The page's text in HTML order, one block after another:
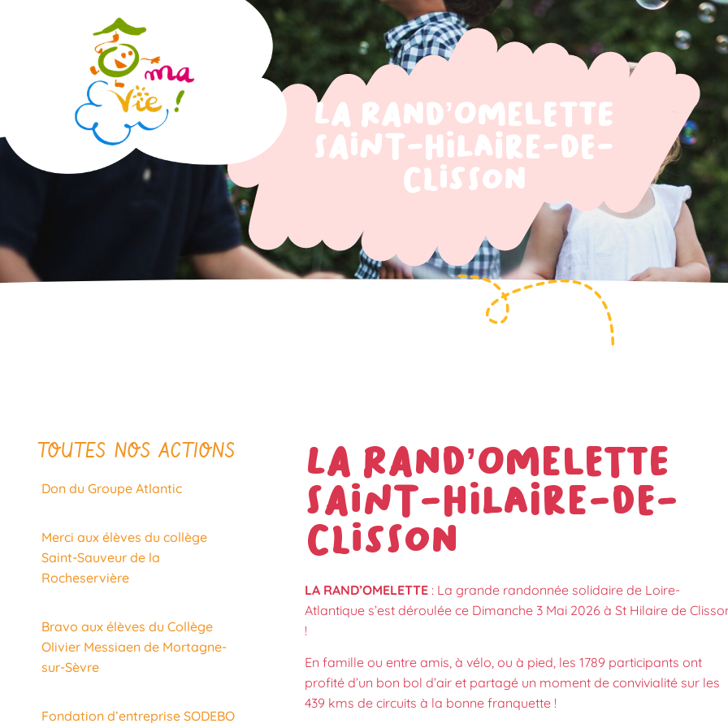
La Rand’Omelette
Saint-Hilaire-de-
Clisson
TOUTES NOS ACTIONS
Don du Groupe Atlantic
Merci aux élèves du collège
Saint-Sauveur de la
Rocheservière
Bravo aux élèves du Collège
Olivier Messiaen de Mortagne-
sur-Sèvre
Fondation d’entreprise SODEBO
La Rand’Omelette
Saint-Hilaire-de-
Clisson
LA RAND’OMELETTE: La grande randonnée solidaire de Loire-
Atlantique s’est déroulée ce Dimanche 3 Mai 2026 à St Hilaire de
!
En famille ou entre amis, à vélo, ou à pied, les 1789 participants ont
profité d’un bon bol d’air et partagé un moment de convivialité sur les
439 kms de circuits à la bonne franquette !